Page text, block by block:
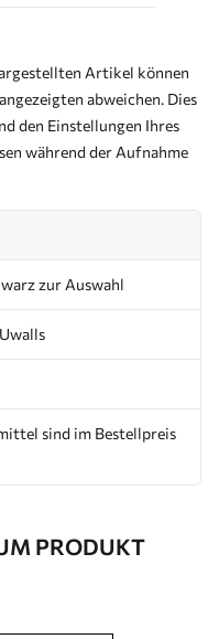
Artikel können
abweichen. Dies
den Einstellungen Ihres
während der Aufnahme
zur Auswahl
sind im Bestellpreis
PRODUKT